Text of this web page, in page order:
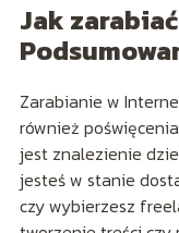
Jak
Zarabianie w
również
jest znalezienie
jesteś w stanie
czy wybierzesz